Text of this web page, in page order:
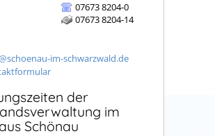
07673 8204-0
07673 8204-14
im-schwarzwald.de
der
im
Schönau